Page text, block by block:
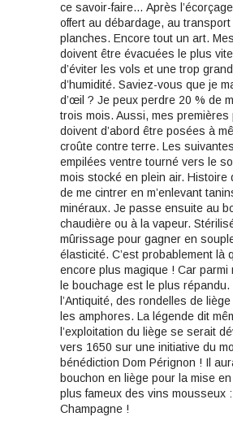
ce savoir-faire… Après
offert au débardage, au transport
planches. Encore tout un art.
doivent être évacuées le plus
d’éviter les vols et une trop
d’humidité. Saviez-vous que je
d’œil ? Je peux perdre 20 % de
trois mois. Aussi, mes premières
doivent d’abord être posées à
croûte contre terre. Les
empilées ventre tourné vers le
mois stocké en plein air. Histoire
de me cintrer en m’enlevant
minéraux. Je passe ensuite au
chaudière ou à la vapeur.
mûrissage pour gagner en
élasticité. C’est probablement là
encore plus magique ! Car parmi
le bouchage est le plus répandu.
l’Antiquité, des rondelles de
les amphores. La légende dit
l’exploitation du liège se serait
vers 1650 sur une initiative du
bénédiction Dom Pérignon ! Il
bouchon en liège pour la mise
plus fameux des vins mousseux
Champagne !